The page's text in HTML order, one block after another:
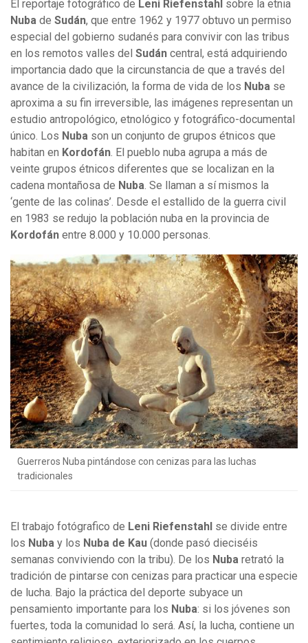
El reportaje fotográfico de Leni Riefenstahl sobre la etnia
Nuba de Sudán, que entre 1962 y 1977 obtuvo un permiso
especial del gobierno sudanés para convivir con las tribus
en los remotos valles del Sudán central, está adquiriendo
importancia dado que la circunstancia de que a través del
avance de la civilización, la forma de vida de los Nuba se
aproxima a su fin irreversible, las imágenes representan un
estudio antropológico, etnológico y fotográfico-documental
único. Los N uba son un conjunto de grupos étnicos que
habitan en Kordofán. El pueblo nuba agrupa a más de
veinte grupos étnicos diferentes que se localizan en la
cadena montañosa de Nuba. Se llaman a sí mismos la
‘gente de las colinas’. Desde el estallido de la guerra civil
en 1983 se redujo la población nuba en la provincia de
Kordofán entre 8.000 y 10.000 personas.
Guerreros Nuba pintándose con cenizas para las luchas
tradicionales
El trabajo fotógrafico de Leni Riefenstahl se divide entre
los Nuba y los Nuba de Kau (donde pasó dieciséis
semanas conviviendo con la tribu). De los Nuba retrató la
tradición de pintarse con cenizas para practicar una especie
de lucha. Bajo la práctica del deporte subyace un
pensamiento importante para los Nuba: si los jóvenes son
fuertes, toda la comunidad lo será. Así, la lucha, contiene un